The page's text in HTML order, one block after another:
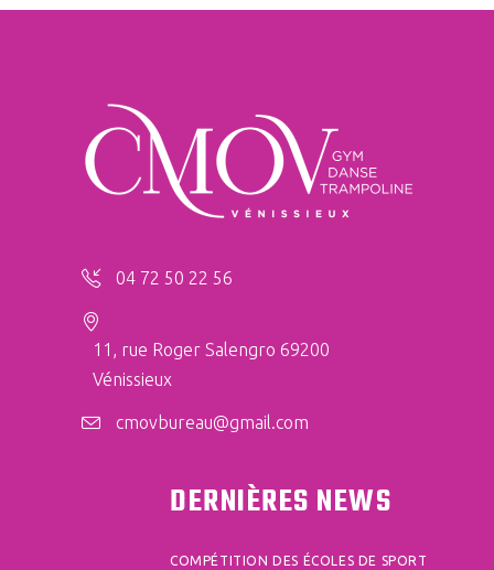
04 72 50 22 56
11, rue Roger Salengro 69200
Vénissieux
cmovbureau@gmail.com
DERNIÈRES NEWS
COMPÉTITION DES ÉCOLES DE SPORT